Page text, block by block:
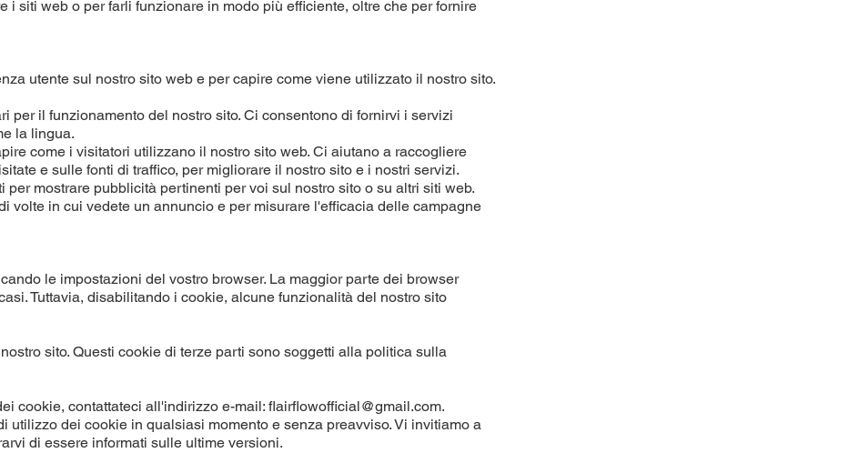
i siti web o per farli funzionare in modo più efficiente, oltre che per fornire
utente sul nostro sito web e per capire come viene utilizzato il nostro sito.
per il funzionamento del nostro sito. Ci consentono di fornirvi i servizi
la lingua.
come i visitatori utilizzano il nostro sito web. Ci aiutano a raccogliere
e sulle fonti di traffico, per migliorare il nostro sito e i nostri servizi.
mostrare pubblicità pertinenti per voi sul nostro sito o su altri siti web.
volte in cui vedete un annuncio e per misurare l'efficacia delle campagne
le impostazioni del vostro browser. La maggior parte dei browser
Tuttavia, disabilitando i cookie, alcune funzionalità del nostro sito
sito. Questi cookie di terze parti sono soggetti alla politica sulla
cookie, contattateci all'indirizzo e-mail: flairflowofficial@gmail.com.
dei cookie in qualsiasi momento e senza preavviso. Vi invitiamo a
di essere informati sulle ultime versioni.